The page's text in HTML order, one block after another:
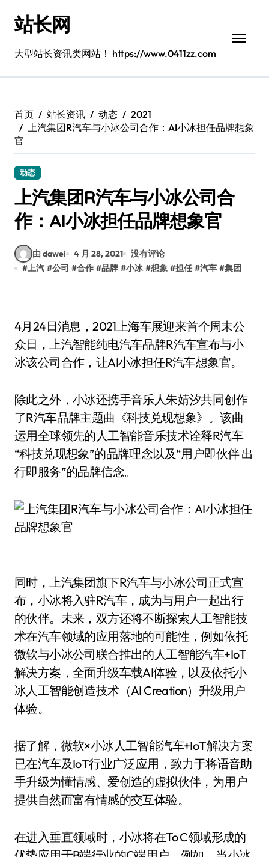
站长网
大型站长资讯类网站！ https://www.0411zz.com
首页 站长资讯 动态
2021
上汽集团R汽车与小冰公司合作：AI小冰担任品牌想象
官
动态
上汽集团R汽车与小冰公司合
作：AI小冰担任品牌想象官
由 dawei 4 月 28, 2021
没有评论
#上汽 #公司 #合作 #品牌 #小冰 #想象 #担任 #汽车 #集团
4月24日消息，2021上海车展迎来首个周末公
众日，上汽智能纯电汽车品牌R汽车宣布与小
冰该公司合作，让AI小冰担任R汽车想象官。
除此之外，小冰还携手音乐人朱婧汐共同创作
了R汽车品牌主题曲《科技兑现想象》。该曲
运用全球领先的人工智能音乐技术诠释R汽车
“科技兑现想象”的品牌理念以及“用户即伙伴 出
行即服务”的品牌信念。
同时，上汽集团旗下R汽车与小冰公司正式宣
布，小冰将入驻R汽车，成为与用户一起出行
的伙伴。未来，双方还将不断探索人工智能技
术在汽车领域的应用落地的可能性，例如依托
微软与小冰公司联合推出的人工智能汽车+IoT
解决方案，全面升级车载AI体验，以及依托小
冰人工智能创造技术（AI Creation）升级用户
体验。
据了解，微软×小冰人工智能汽车+IoT解决方案
已在汽车及IoT行业广泛应用，致力于将语音助
手升级为懂情感、爱创造的虚拟伙伴，为用户
提供自然而富有情感的交互体验。
在进入垂直领域时，小冰将在To C领域形成的